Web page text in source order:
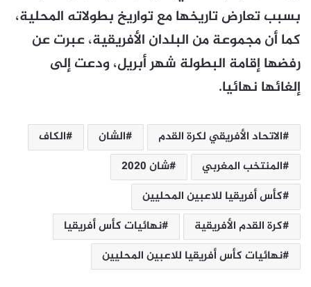
بسبب تعارض تاريخها مع تواريخ بطولاته المحلية،
كما أن مجموعة من البلدان الأفريقية، عبرت عن
رفضها إقامة البطولة شهر أبريل، ودعت إلى
إلغائها نهائيا.
الاتحاد الأفريقي لكرة القدم الشان
الكاف
المنتخب المغربي
شان 2020
كأس أفريقيا للاعبين المحليين
كرة القدم الأفريقية‎
نهائيات كأس أفريقيا
نهائيات كأس أفريقيا للاعبين المحليين